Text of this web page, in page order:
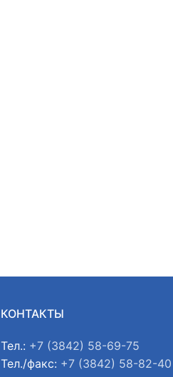
КОНТАКТЫ
Тел.: +7 (3842) 58-69-75
Тел./факс: +7 (3842) 58-82-40